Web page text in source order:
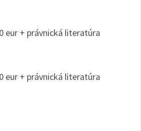
eur + právnická literatúra
eur + právnická literatúra